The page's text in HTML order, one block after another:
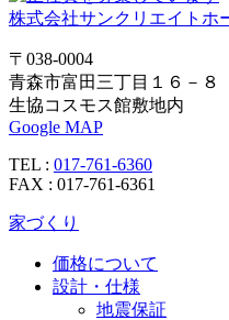
株式会社サンクリエイトホ
〒038-0004
青森市富田三丁目１６－８
生協コスモス館敷地内
Google MAP
TEL : 017-761-6360
FAX : 017-761-6361
家づくり
価格について
設計・仕様
地震保証